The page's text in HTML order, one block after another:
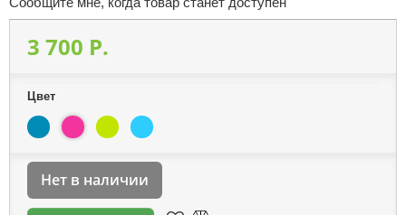
3 700 P.
Цвет
Нет в наличии